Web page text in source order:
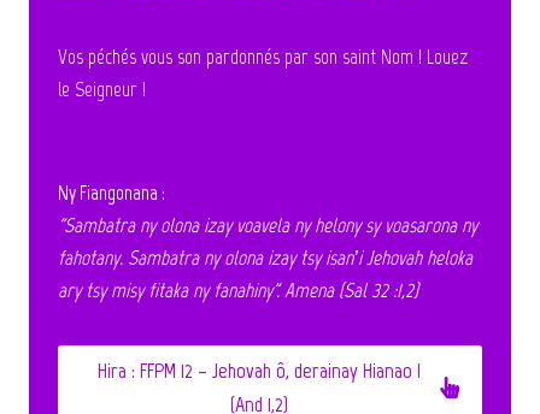
Vos péchés vous son pardonnés par son saint Nom ! Louez
le Seigneur !
Ny Fiangonana :
“Sambatra ny olona izay voavela ny helony sy voasarona ny
fahotany. Sambatra ny olona izay tsy isan’i Jehovah heloka
ary tsy misy fitaka ny fanahiny”. Amena (Sal 32 :1,2)
Hira : FFPM 12 – Jehovah ô, derainay Hianao !
(And 1,2)